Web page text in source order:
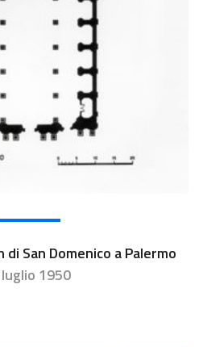
San Domenico a Palermo
1950